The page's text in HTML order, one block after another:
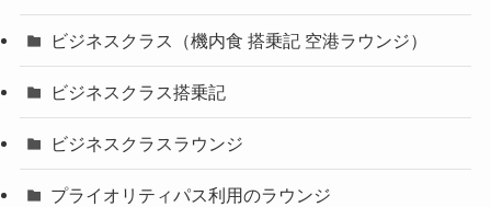
ビジネスクラス（機内食 搭乗記 空港ラウンジ）
ビジネスクラス搭乗記
ビジネスクラスラウンジ
プライオリティパス利用のラウンジ